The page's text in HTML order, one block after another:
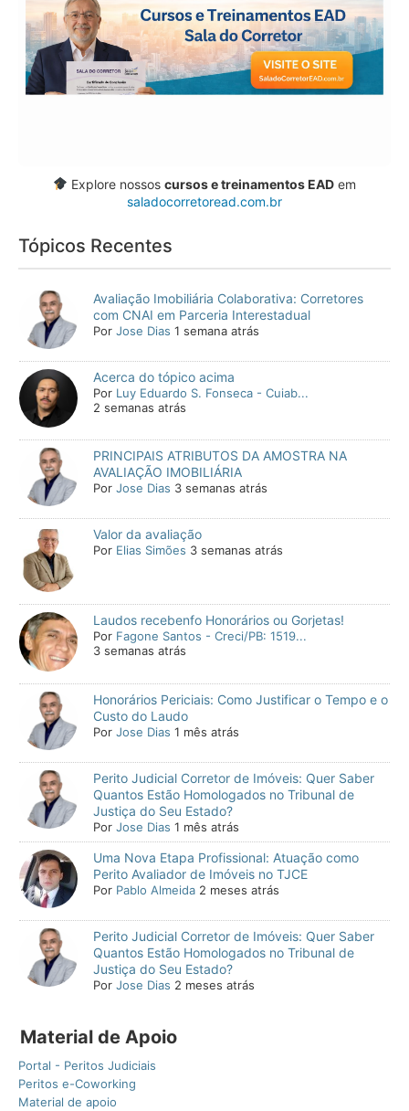
Explore nossos cursos e treinamentos EADem
saladocorretoread.com.br
Tópicos Recentes
Avaliação Imobiliária Colaborativa: Corretores
com CNAI em Parceria Interestadual
PorJose Dias 1 semana atrás
Acerca do tópico acima
Por Luy Eduardo S. Fonseca - Cuiab...
2 semanas atrás
PRINCIPAIS ATRIBUTOS DA AMOSTRA NA
AVALIAÇÃO IMOBILIÁRIA
PorJose Dias 3 semanas atrás
Valor da avaliação
Por Elias Simões 3 semanas atrás
Laudos recebenfo Honorários ou Gorjetas!
Por Fagone Santos - Creci/PB: 1519...
3 semanas atrás
Honorários Periciais: Como Justificar o Tempo e o
Custo do Laudo
PorJose Dias 1 mês atrás
Perito Judicial Corretor de Imóveis: Quer Saber
Quantos Estão Homologados no Tribunal de
Justiça do Seu Estado?
PorJose Dias 1 mês atrás
Uma Nova Etapa Profissional: Atuação como
Perito Avaliador de Imóveis no TJCE
Por Pablo Almeida 2 meses atrás
Perito Judicial Corretor de Imóveis: Quer Saber
Quantos Estão Homologados no Tribunal de
Justiça do Seu Estado?
PorJose Dias 2 meses atrás
Material de Apoio
Portal - Peritos Judiciais
Peritos e-Coworking
Material de apoio